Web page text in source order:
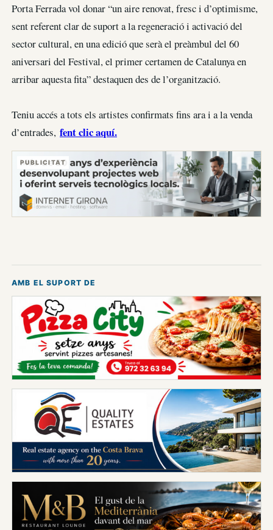
Porta Ferrada vol donar “un aire renovat, fresc i d’optimisme,
sent referent clar de suport a la regeneració i activació del
sector cultural, en una edició que serà el preàmbul del 60
aniversari del Festival, el primer certamen de Catalunya en
arribar aquesta fita” destaquen des de l’organització.
Teniu accés a tots els artistes confirmats fins ara i a la venda
d’entrades, fent clic aquí.
PUBLICITAT
AMB EL SUPORT DE